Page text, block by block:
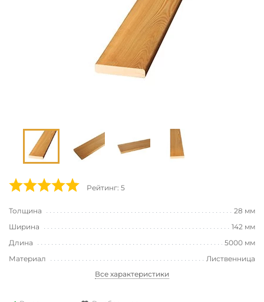
Рейтинг: 5
Толщина
28 мм
Ширина
142 мм
Длина
5000 мм
Материал
Лиственница
Все характеристики